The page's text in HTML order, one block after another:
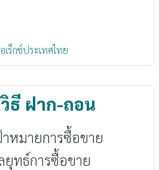
เร็กซ์ประเทศไทย
ธี ฝาก-ถอน
หมายการซื้อขาย
ยุทธ์การซื้อขาย